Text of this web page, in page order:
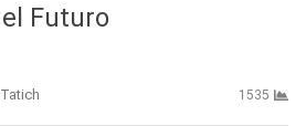
Futuro
1535